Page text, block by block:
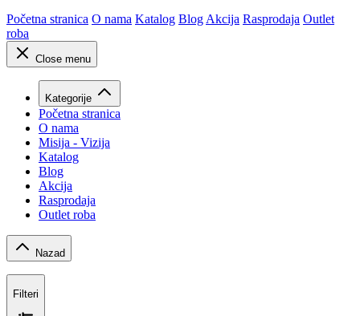
Početna stranica O nama Katalog Blog Akcija Rasprodaja Outlet
roba
Close menu
Kategorije
Početna stranica
O nama
Misija - Vizija
Katalog
Blog
Akcija
Rasprodaja
Outlet roba
Nazad
Filteri